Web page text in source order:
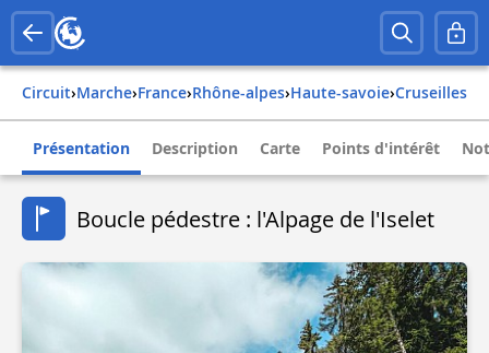
Circuit› Marche› france› rhône-alpes› haute-savoie› cruseilles
Présentation Description Carte Points d'intérêt
Boucle pédestre : l'Alpage de l'Iselet